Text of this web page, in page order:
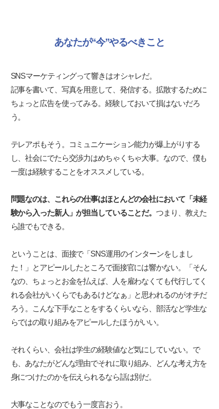
あなたが“今”やるべきこと
SNSマーケティングって響きはオシャレだ。
記事を書いて、写真を用意して、発信する。拡散するために
ちょっと広告を使ってみる。経験しておいて損はないだろ
う。
テレアポもそう。コミュニケーション能力が爆上がりする
し、社会にでたら交渉力はめちゃくちゃ大事。なので、僕も
一度は経験することをオススメしている。
問題なのは、これらの仕事はほとんどの会社において「未経
験から入った新人」が担当していることだ。つまり、教えた
ら誰でもできる。
ということは、面接で「SNS運用のインターンをしまし
た！」とアピールしたところで面接官には響かない。「そん
なの、ちょっとお金を払えば、人を雇わなくても代行してく
れる会社がいくらでもあるけどなぁ」と思われるのがオチだ
ろう。こんな下手なことをするくらいなら、部活など学生な
らではの取り組みをアピールしたほうがいい。
それくらい、会社は学生の経験値など気にしていない。で
も、あなたがどんな理由でそれに取り組み、どんな考え方を
身につけたのかを伝えられるなら話は別だ。
大事なことなのでもう一度言おう。